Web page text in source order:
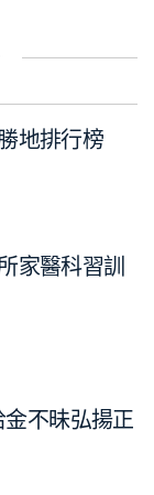
地排行榜
家醫科習訓
不昧弘揚正